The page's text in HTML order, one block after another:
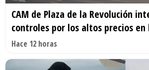
CAM de Plaza de la Revolución
controles por los altos precios en
Hace 12 horas